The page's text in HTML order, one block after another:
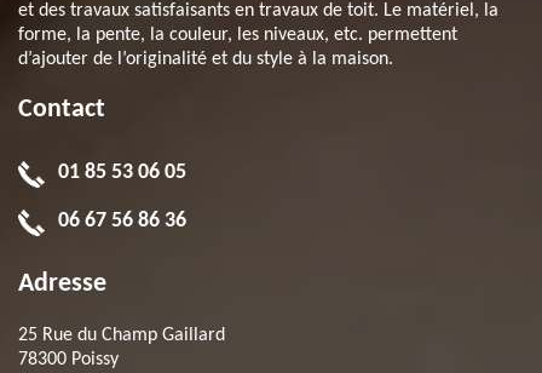
et des travaux satisfaisants en travaux de toit. Le matériel, la
forme, la pente, la couleur, les niveaux, etc. permettent
d’ajouter de l’originalité et du style à la maison.
Contact
01 85 53 06 05
06 67 56 86 36
Adresse
25 Rue du Champ Gaillard
78300 Poissy